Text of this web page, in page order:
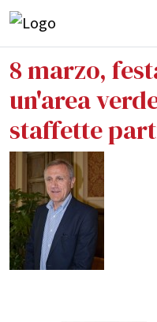
8 marzo,
un'area
staffette